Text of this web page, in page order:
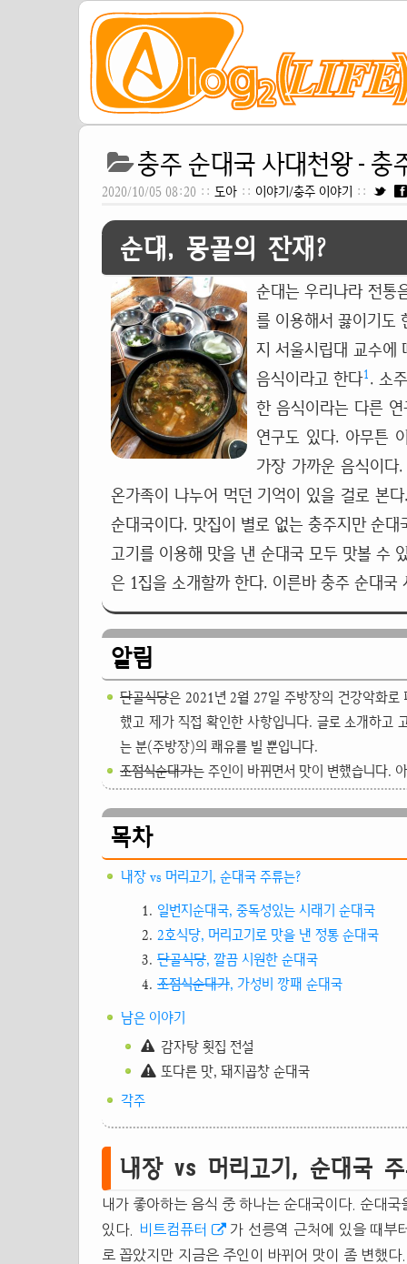
충주 순대국 사대천왕 - 충
2020/10/05 08:20 :: 도아 :: 이야기/충주 이야기 ::
순대, 몽골의 잔재?
순대는 우리나라 전통
를 이용해서 끓이기도
지 서울시립대 교수에
음식이라고 한다1 . 소
한 음식이라는 다른
연구도 있다. 아무튼
가장 가까운 음식이
온가족이 나누어 먹던 기억이 있을 걸로 본
순대국이다. 맛집이 별로 없는 충주지만 순
고기를 이용해 맛을 낸 순대국 모두 맛볼 수
은 1집을 소개할까 한다. 이른바 충주 순대
알림
단골식당은 2021년 2월 27일 주방장의 건강악화로
했고 제가 직접 확인한 사항입니다. 글로 소개하고
는 분(주방장)의 쾌유를 빌 뿐입니다.
조점식순대가는 주인이 바뀌면서 맛이 변했습니다.
목차
내장 vs 머리고기, 순대국 주류는?
일번지순대국, 중독성있는 시래기 순대국
2호식당, 머리고기로 맛을 낸 정통 순대국
단골식당, 깔끔 시원한 순대국
조점식순대가, 가성비 깡패 순대국
남은 이야기
감자탕 횟집 전설
또다른 맛, 돼지곱창 순대국
각주
내장 vs 머리고기, 순대국 주
내가 좋아하는 음식 중 하나는 순대국이다. 순대
있다.
비트컴퓨터
가 선릉역 근처에 있을 때부
로 꼽았지만 지금은 주인이 바뀌어 맛이 좀 변했